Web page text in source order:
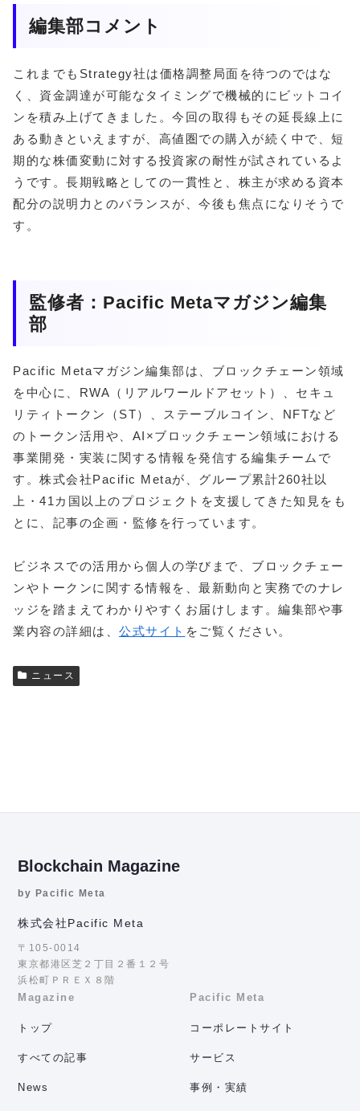
編集部コメント
これまでもStrategy社は価格調整局面を待つのではな
く、資金調達が可能なタイミングで機械的にビットコイ
ンを積み上げてきました。今回の取得もその延長線上に
ある動きといえますが、高値圏での購入が続く中で、短
期的な株価変動に対する投資家の耐性が試されているよ
うです。長期戦略としての一貫性と、株主が求める資本
配分の説明力とのバランスが、今後も焦点になりそうで
す。
監修者：Pacific Metaマガジン編集
部
Pacific Metaマガジン編集部は、ブロックチェーン領域
を中心に、RWA（リアルワールドアセット）、セキュ
リティトークン（ST）、ステーブルコイン、NFTなど
のトークン活用や、AI×ブロックチェーン領域における
事業開発・実装に関する情報を発信する編集チームで
す。株式会社Pacific Metaが、グループ累計260社以
上・41カ国以上のプロジェクトを支援してきた知見をも
とに、記事の企画・監修を行っています。
ビジネスでの活用から個人の学びまで、ブロックチェー
ンやトークンに関する情報を、最新動向と実務でのナレ
ッジを踏まえてわかりやすくお届けします。編集部や事
業内容の詳細は、 公式サイト をご覧ください。
ニュース
Blockchain Magazine
by Pacific Meta
株式会社Pacific Meta
〒105-0014
東京都港区芝２丁目２番１２号
浜松町ＰＲＥＸ８階
Magazine
トップ
すべての記事
News
Pacific Meta
コーポレートサイト
サービス
事例・実績